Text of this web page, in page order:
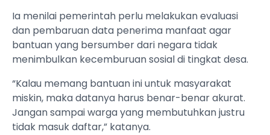
Ia menilai pemerintah perlu melakukan evaluasi
dan pembaruan data penerima manfaat agar
bantuan yang bersumber dari negara tidak
menimbulkan kecemburuan sosial di tingkat desa.
“Kalau memang bantuan ini untuk masyarakat
miskin, maka datanya harus benar-benar akurat.
Jangan sampai warga yang membutuhkan justru
tidak masuk daftar,” katanya.